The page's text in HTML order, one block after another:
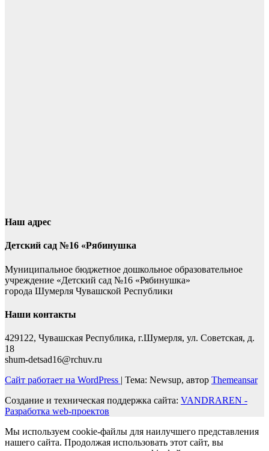
Наш адрес
Детский сад №16 «Рябинушка
Муниципальное бюджетное дошкольное образовательное
учреждение «Детский сад №16 «Рябинушка»
города Шумерля Чувашской Республики
Наши контакты
429122, Чувашская Республика, г.Шумерля, ул. Советская, д.
18
shum-detsad16@rchuv.ru
Сайт работает на WordPress | Тема: Newsup, автор Themeansar
Создание и техническая поддержка сайта: VANDRAREN -
Разработка web-проектов
Мы используем cookie-файлы для наилучшего представления
нашего сайта. Продолжая использовать этот сайт, вы